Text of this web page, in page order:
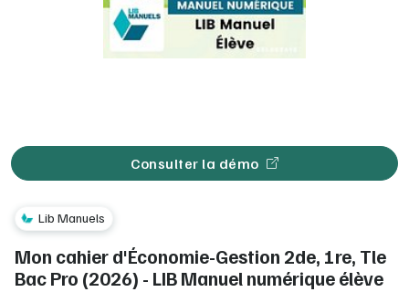
Consulter la démo
Lib Manuels
Mon cahier d'Économie-Gestion 2de, 1re, Tle
Bac Pro (2026) - LIB Manuel numérique élève